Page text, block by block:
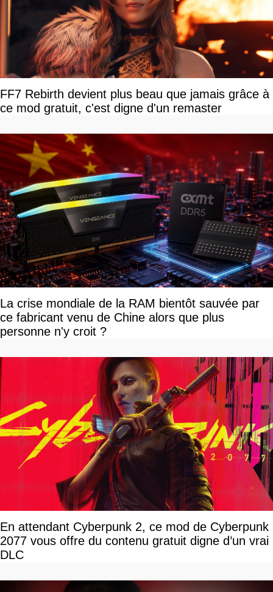
FF7 Rebirth devient plus beau que jamais grâce à
ce mod gratuit, c'est digne d'un remaster
La crise mondiale de la RAM bientôt sauvée par
ce fabricant venu de Chine alors que plus
personne n'y croit ?
En attendant Cyberpunk 2, ce mod de Cyberpunk
2077 vous offre du contenu gratuit digne d’un vrai
DLC